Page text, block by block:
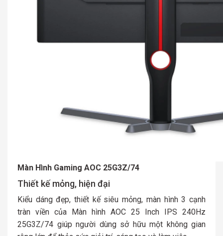
Màn Hình Gaming AOC 25G3Z/74
Thiết kế mỏng, hiện đại
Kiểu dáng đẹp, thiết kế siêu mỏng, màn hình 3 cạnh
tràn viền của Màn hình AOC 25 Inch IPS 240Hz
25G3Z/74 giúp người dùng sở hữu một không gian